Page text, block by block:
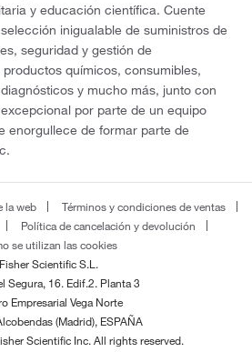
y educación científica. Cuente
inigualable de suministros de
seguridad y gestión de
químicos, consumibles,
y mucho más, junto con
por parte de un equipo
enorgullece de formar parte de
la web
Términos y condiciones de ventas
Política de cancelación y devolución
se utilizan las cookies
Fisher Scientific S.L.
Segura, 16. Edif.2. Planta 3
Empresarial Vega Norte
(Madrid), ESPAÑA
Scientific Inc. All rights reserved.